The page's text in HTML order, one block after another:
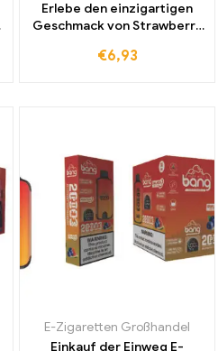
Erlebe den einzigartigen
Geschmack von Strawberry
12000 Puffs E-Zigarette
€6,93
E-Zigaretten Großhandel
Einkauf der Einweg E-